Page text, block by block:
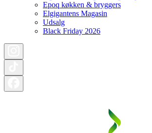
Epoq køkken & bryggers
Elgigantens Magasin
Udsalg
Black Friday 2026